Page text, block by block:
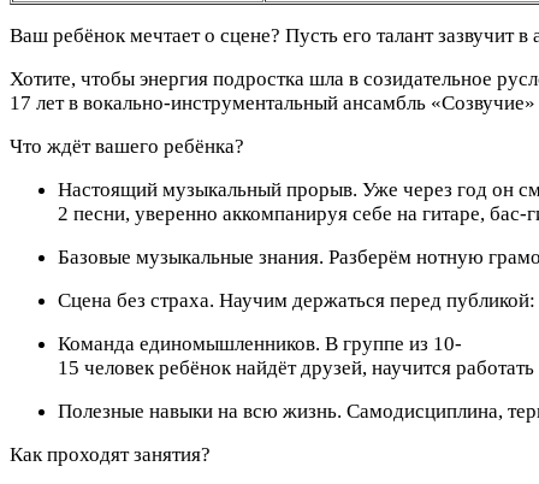
Ваш ребёнок мечтает о сцене? Пусть его талант зазвучит
Хотите, чтобы энергия подростка шла в созидательное
17 лет в вокально‑инструментальный ансамбль
Что ждёт вашего ребёнка?
Настоящий музыкальный прорыв. Уже через год он
2 песни, уверенно аккомпанируя себе на гитаре,
Базовые музыкальные знания. Разберём нотную
Сцена без страха. Научим держаться перед
Команда единомышленников. В группе из 10-
15 человек ребёнок найдёт друзей, научится
Полезные навыки на всю жизнь. Самодисциплина,
Как проходят занятия?